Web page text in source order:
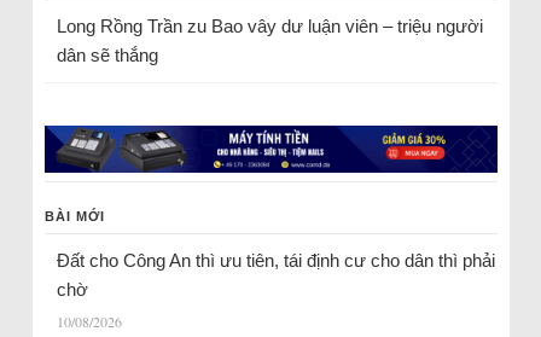
Long Rồng Trầnzu Bao vây dư luận viên – triệu người
dân sẽ thắng
BÀI MỚI
Đất cho Công An thì ưu tiên, tái định cư cho dân thì phải
chờ
10/08/2026